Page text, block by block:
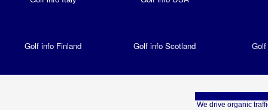
Golf info Finland Golf info Scotland
We provide a
We drive organic